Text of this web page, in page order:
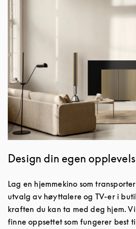
Design din egen
Lag en hjemmekino som
utvalg av høyttalere og TV-er i
kraften du kan ta med deg hjem.
finne oppsettet som fungerer best